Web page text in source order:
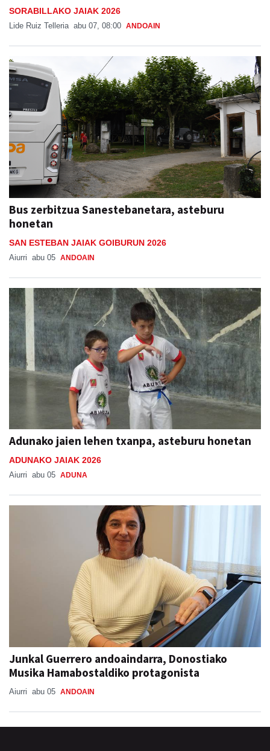
SORABILLAKO JAIAK 2026
Lide Ruiz Telleria abu 07, 08:00 ANDOAIN
Bus zerbitzua Sanestebanetara, asteburu
honetan
SAN ESTEBAN JAIAK GOIBURUN 2026
Aiurri abu 05 ANDOAIN
Adunako jaien lehen txanpa, asteburu honetan
ADUNAKO JAIAK 2026
Aiurri abu 05 ADUNA
Junkal Guerrero andoaindarra, Donostiako
Musika Hamabostaldiko protagonista
Aiurri abu 05 ANDOAIN